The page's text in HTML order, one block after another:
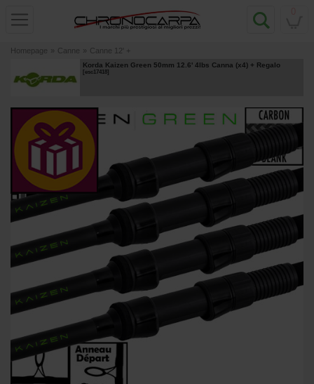
Homepage » Canne » Canne 12' +
Korda Kaizen Green 50mm 12.6' 4lbs Canna (x4) + Regalo
[esc17418]